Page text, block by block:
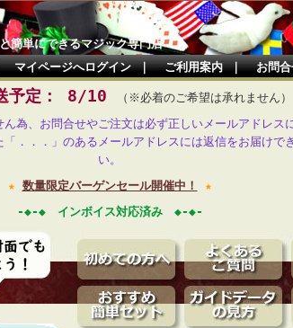
簡単にできるマジック専門店
マイページへログイン｜ ご利用案内｜ お問
予定： 8/10
（※必着のご希望は承れません）
為、お問合せやご注文は必ず正しいメールアドレス
「．．．」のあるメールアドレスには返信をお届けで
い。
★ 数量限定バーゲンセール開催中！
★
-◆-◆ インボイス対応済み ◆-◆-